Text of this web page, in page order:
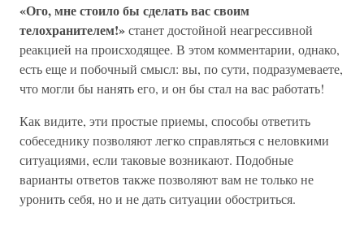
«Ого, мне стоило бы сделать вас своим
телохранителем!»станет достойной неагрессивной
реакцией на происходящее. В этом комментарии, однако,
есть еще и побочный смысл: вы, по сути, подразумеваете,
что могли бы нанять его, и он бы стал на вас работать!
Как видите, эти простые приемы, способы ответить
собеседнику позволяют легко справляться с неловкими
ситуациями, если таковые возникают. Подобные
варианты ответов также позволяют вам не только не
уронить себя, но и не дать ситуации обостриться.